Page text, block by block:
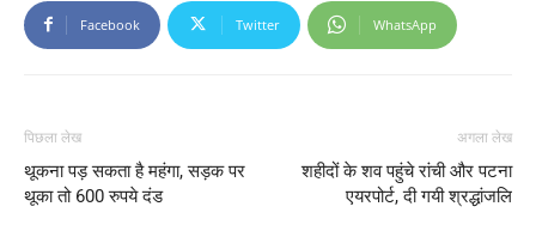
Facebook Twitter WhatsApp
पिछला लेख
थूकना पड़ सकता है महंगा, सड़क पर
थूका तो 600 रुपये दंड
अगला लेख
शहीदों के शव पहुंचे रांची और पटना
एयरपोर्ट, दी गयी श्रद्धांजलि